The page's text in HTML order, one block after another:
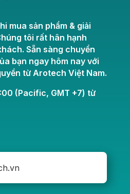
mua sản phẩm & giải
tôi rất hân hạnh
Sẵn sàng chuyển
bạn ngay hôm nay với
từ Arotech Việt Nam.
(Pacific, GMT +7) từ